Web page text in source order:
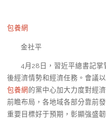
包養網
金社平
4月28日，習近平總書記
後經濟情勢和經濟任務。會議
包養網的黨中心加大力度對經
前瞻布局，各地域各部分靠前
重要目標好于預期，彰顯強盛